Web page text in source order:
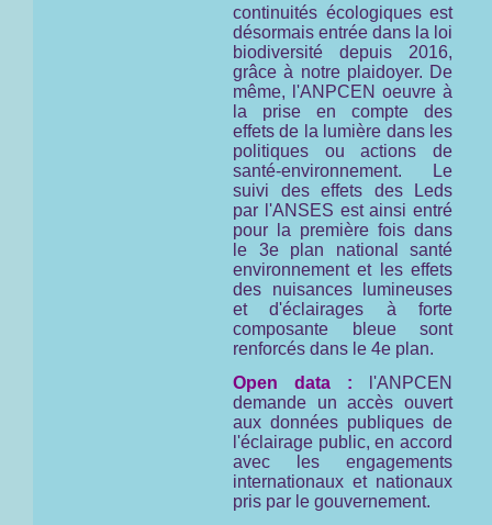
continuités écologiques est
désormais entrée dans la loi
biodiversité depuis 2016,
grâce à notre plaidoyer. De
même, l'ANPCEN oeuvre à
la prise en compte des
effets de la lumière dans les
politiques ou actions de
santé-environnement. Le
suivi des effets des Leds
par l'ANSES est ainsi entré
pour la première fois dans
le 3e plan national santé
environnement et les effets
des nuisances lumineuses
et d'éclairages à forte
composante bleue sont
renforcés dans le 4e plan.
Open data : l'ANPCEN
demande un accès ouvert
aux données publiques de
l'éclairage public, en accord
avec les engagements
internationaux et nationaux
pris par le gouvernement.